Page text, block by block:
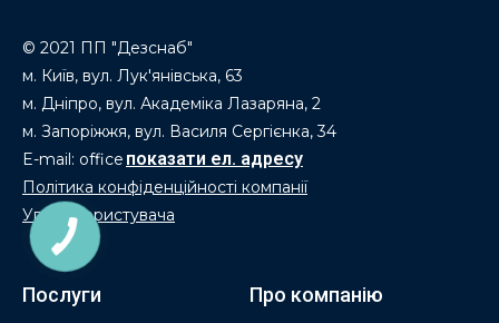
© 2021 ПП "Дезснаб"
м. Київ, вул. Лук'янівська, 63
м. Дніпро, вул. Академіка Лазаряна, 2
м. Запоріжжя, вул. Василя Сергієнка, 34
E-mail: office
Політика конфіденційності компанії
Угода користувача
Послуги Про компанію